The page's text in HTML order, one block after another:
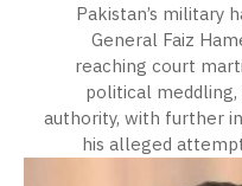
Pakistan’s military
General Faiz
reaching court
political meddling,
authority, with further
his alleged